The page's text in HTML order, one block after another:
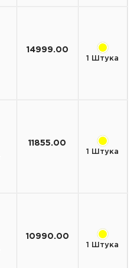
14999.00
1 Штука
11855.00
1 Штука
10990.00
1 Штука